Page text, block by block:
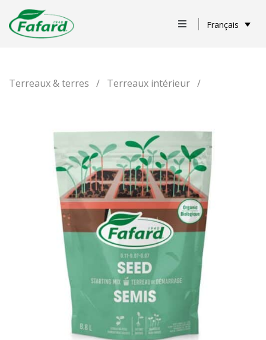
Français
Terreaux & terres / Terreaux intérieur /